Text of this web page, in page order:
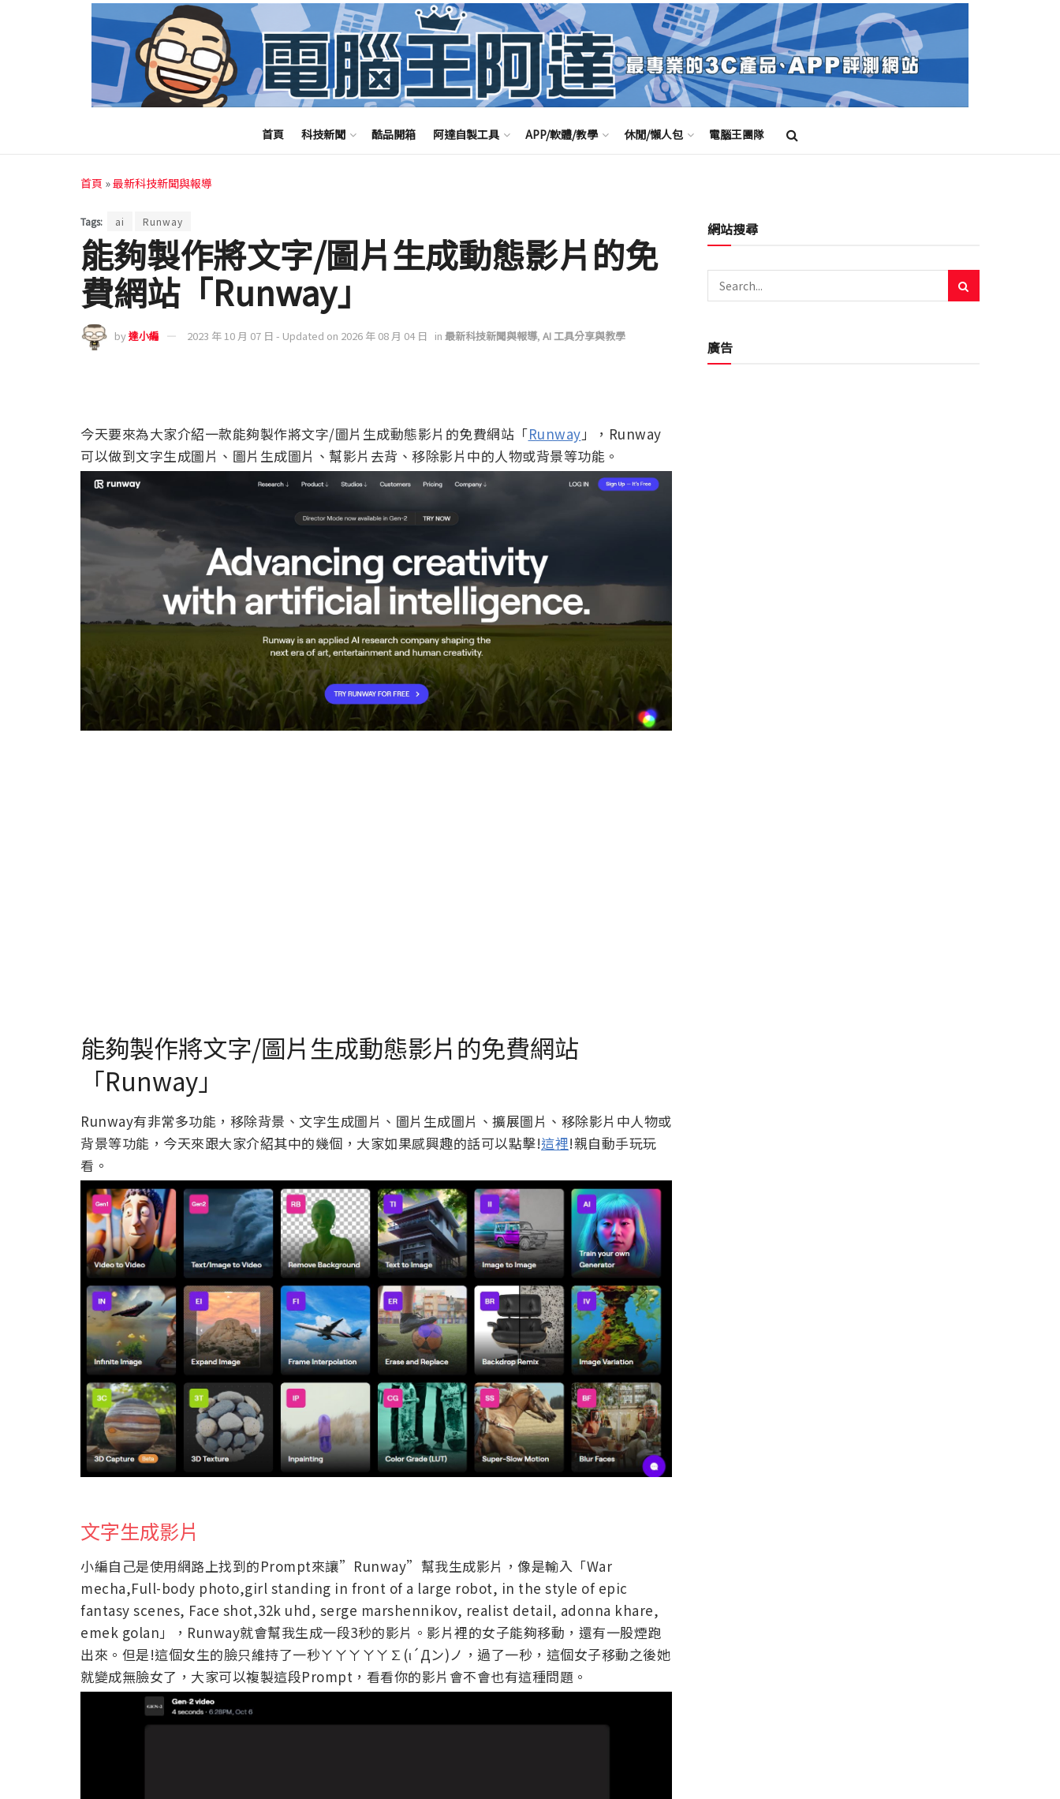
首頁 科技新聞 酷品開箱 阿達自製工具 APP/軟體/教學 休閒/懶人包 電腦王團隊
首頁 »最新科技新聞與報導
Tags: ai Runway
能夠製作將文字/圖片生成動態影片的免
費網站「Runway」
by達小編 2023 年 10 月 07 日 - Updated on 2026 年 08 月 04 日 in 最新科技新聞與報導, AI 工具分享與教學
今天要來為大家介紹一款能夠製作將文字/圖片生成動態影片的免費網站「Runway」，Runway
可以做到文字生成圖片、圖片生成圖片、幫影片去背、移除影片中的人物或背景等功能。
能夠製作將文字/圖片生成動態影片的免費網站
「Runway」
Runway有非常多功能，移除背景、文字生成圖片、圖片生成圖片、擴展圖片、移除影片中人物或
背景等功能，今天來跟大家介紹其中的幾個，大家如果感興趣的話可以點擊!這裡!親自動手玩玩
看。
文字生成影片
小編自己是使用網路上找到的Prompt來讓”Runway”幫我生成影片，像是輸入「War
mecha,Full-body photo,girl standing in front of a large robot, in the style of epic
fantasy scenes, Face shot,32k uhd, serge marshennikov, realist detail, adonna khare,
emek golan」，Runway就會幫我生成一段3秒的影片。影片裡的女子能夠移動，還有一股煙跑
出來。但是!這個女生的臉只維持了一秒ㄚㄚㄚㄚㄚ∑(ι´Дン)ノ，過了一秒，這個女子移動之後她
就變成無臉女了，大家可以複製這段Prompt，看看你的影片會不會也有這種問題。
網站搜尋
廣告